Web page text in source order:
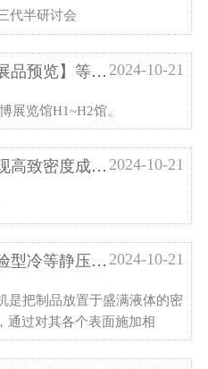
代半研讨会
2024-10-21
等静压成型设备
展览馆H1~H2馆。
2024-10-21
压设备该怎么选型？
2024-10-21
压机CIP-100MA
是把制品放置于盛满液体的密
通过对其各个表面施加相